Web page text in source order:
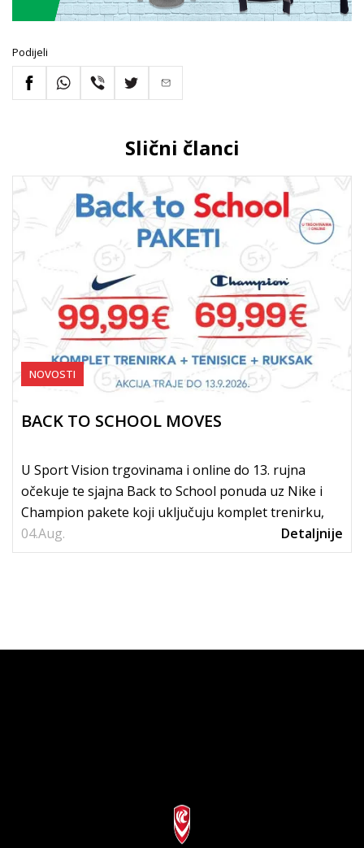
Podijeli
Slični članci
04.Aug.
NOVOSTI
BACK TO SCHOOL MOVES
U Sport Vision trgovinama i online do 13. rujna
očekuje te sjajna Back to School ponuda uz Nike i
Champion pakete koji uključuju komplet trenirku,
tenisice i...
Detaljnije